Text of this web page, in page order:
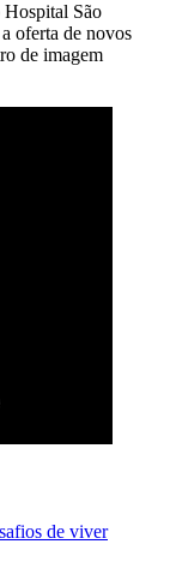
Hospital São
oferta de novos
de imagem